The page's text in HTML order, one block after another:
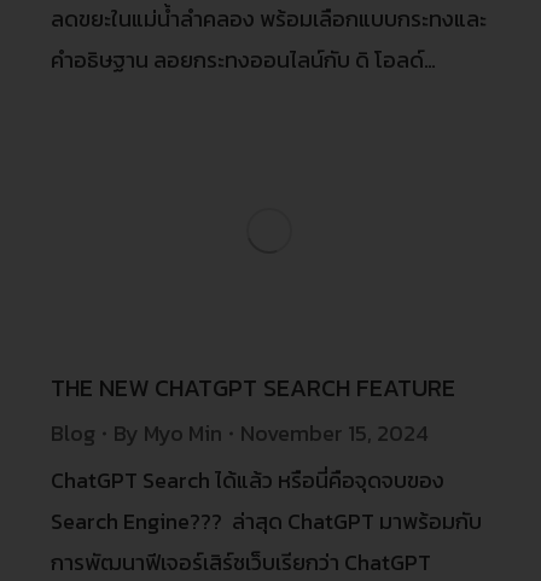
ลดขยะในแม่น้ำลำคลอง พร้อมเลือกแบบกระทงและ
คำอธิษฐาน ลอยกระทงออนไลน์กับ ดิ โอลด์…
THE NEW CHATGPT SEARCH FEATURE
Blog By Myo Min
November 15, 2024
ChatGPT Search ได้แล้ว หรือนี่คือจุดจบของ
Search Engine??? ล่าสุด ChatGPT มาพร้อมกับ
การพัฒนาฟีเจอร์เสิร์ชเว็บเรียกว่า ChatGPT